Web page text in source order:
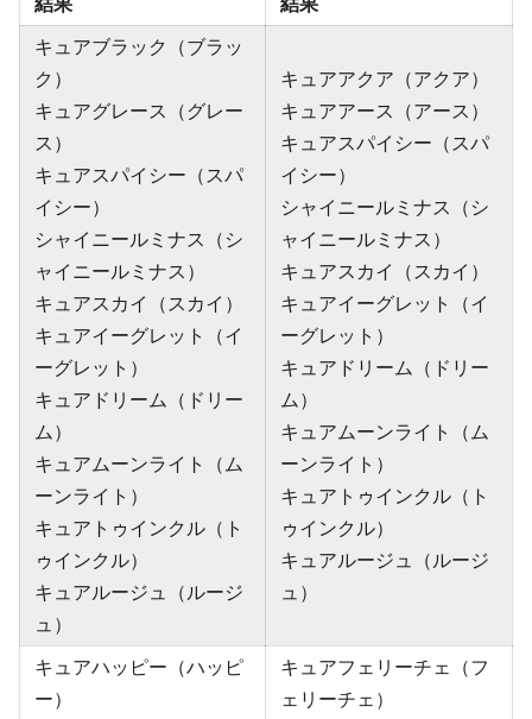
キュアブラック（ブラッ
ク）
キュアグレース（グレー
ス）
キュアスパイシー（スパ
イシー）
シャイニールミナス（シ
ャイニールミナス）
キュアスカイ（スカイ）
キュアイーグレット（イ
ーグレット）
キュアドリーム（ドリー
ム）
キュアムーンライト（ム
ーンライト）
キュアトゥインクル（ト
ゥインクル）
キュアルージュ（ルージ
ュ）
キュアアクア（アクア）
キュアアース（アース）
キュアスパイシー（スパ
イシー）
シャイニールミナス（シ
ャイニールミナス）
キュアスカイ（スカイ）
キュアイーグレット（イ
ーグレット）
キュアドリーム（ドリー
ム）
キュアムーンライト（ム
ーンライト）
キュアトゥインクル（ト
ゥインクル）
キュアルージュ（ルージ
ュ）
キュアハッピー（ハッピ
ー）
キュアフェリーチェ（フ
ェリーチェ）